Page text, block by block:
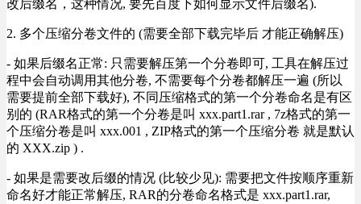
改后缀名，这种情况, 要先百度下如何显示文件后缀名).
2. 多个压缩分卷文件的 (需要全部下载完毕后 才能正确解压)
- 如果后缀名正常: 只需要解压第一个分卷即可, 工具在解压过
程中会自动调用其他分卷, 不需要每个分卷都解压一遍 (所以
需要提前全部下载好), 不同压缩格式的第一个分卷命名是有区
别的 (RAR格式的第一个分卷是叫 xxx.part1.rar , 7z格式的第一
个压缩分卷是叫 xxx.001 , ZIP格式的第一个压缩分卷 就是默认
的 XXX.zip ) .
- 如果是需要改后缀的情况 (比较少见): 需要把文件按顺序重新
命名好才能正常解压, RAR的分卷命名格式是 xxx.part1.rar,